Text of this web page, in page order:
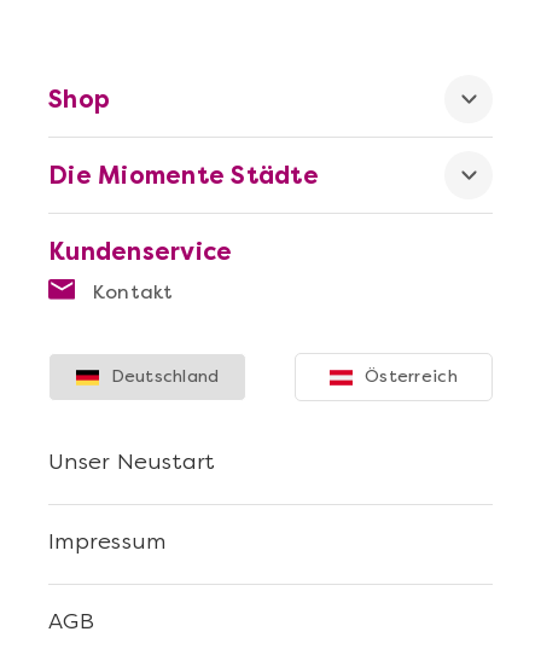
Kundenservice
Kontakt
Die Miomente Städte
Shop
AGB
Impressum
Unser Neustart
Deutschland Österreich